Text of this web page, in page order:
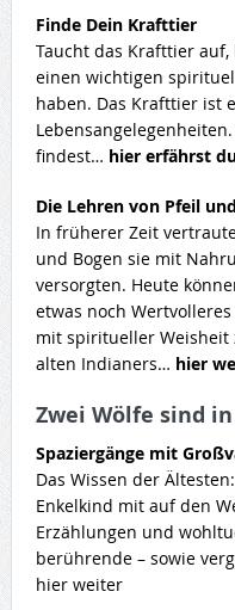
Finde Dein Krafttier
Taucht das Krafttier
einen wichtigen
haben. Das Krafttier ist
findest… hier erfährst
Die Lehren von Pfeil
In früherer Zeit
und Bogen sie mit
versorgten. Heute
etwas noch
mit spiritueller Weisheit
alten Indianers… hier
Zwei Wölfe sind
Spaziergänge mit
Das Wissen der
Enkelkind mit auf den
Erzählungen und
berührende – sowie
hier weiter